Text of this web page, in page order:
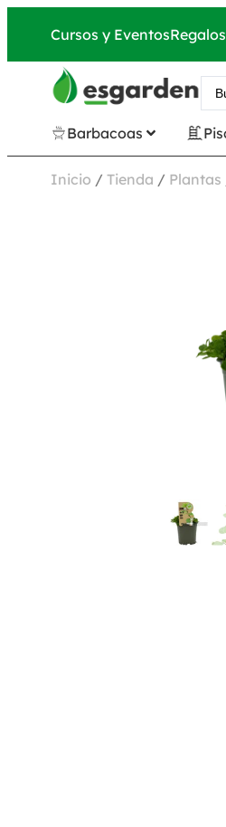
Cursos y EventosRegalos
Barbacoas
Inicio / Tienda / Plantas